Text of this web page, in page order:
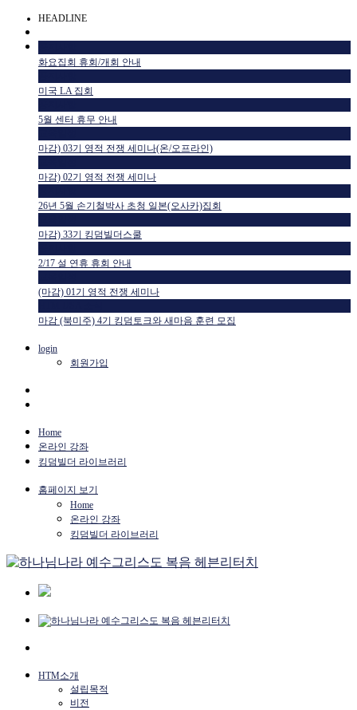
HEADLINE
화요집회 휴회/개회 안내
미국 LA 집회
5월 센터 휴무 안내
마감) 03기 영적 전쟁 세미나(온/오프라인)
마감) 02기 영적 전쟁 세미나
26년 5월 손기철박사 초청 일본(오사카)집회
마감) 33기 킹덤빌더스쿨
2/17 설 연휴 휴회 안내
(마감) 01기 영적 전쟁 세미나
마감 (북미주) 4기 킹덤토크와 새마음 훈련 모집
login
회원가입
Home
온라인 강좌
킹덤빌더 라이브러리
홈페이지 보기
Home
온라인 강좌
킹덤빌더 라이브러리
HTM소개
설립목적
비전